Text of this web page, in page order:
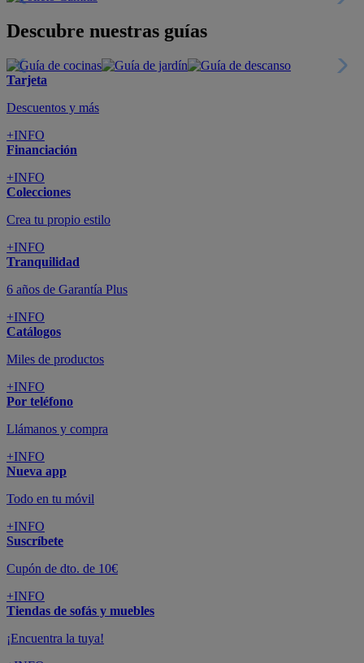
Descubre nuestras guías
Tarjeta
Descuentos y más
+INFO
Financiación
+INFO
Colecciones
Crea tu propio estilo
+INFO
Tranquilidad
6 años de Garantía Plus
+INFO
Catálogos
Miles de productos
+INFO
Por teléfono
Llámanos y compra
+INFO
Nueva app
Todo en tu móvil
+INFO
Suscríbete
Cupón de dto. de 10€
+INFO
Tiendas de sofás y muebles
¡Encuentra la tuya!